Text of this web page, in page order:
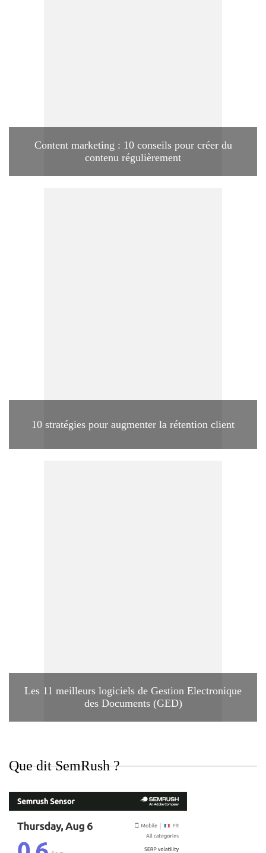
Content marketing : 10 conseils pour créer du
contenu régulièrement
10 stratégies pour augmenter la rétention client
Les 11 meilleurs logiciels de Gestion Electronique
des Documents (GED)
Que dit SemRush ?